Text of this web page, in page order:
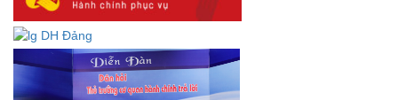
định về thành lập, tổ chức và hoạt động của tổ chức phối
hợp liên ngành
Thông báo về việc tải biểu mẫu báo cáo kết quả 06 năm
thực hiện Nghị quyết số 18-NQ/TW và Nghị quyết số 19-
NQ/TW